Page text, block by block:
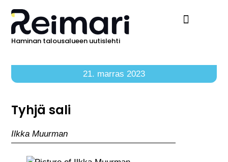
Haminan talousalueen uutislehti
21. marras 2023
Tyhjä sali
Ilkka Muurman